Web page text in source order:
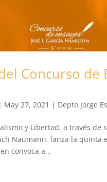
Concurso de
| May 27, 2021 | Depto Jorge
y Libertad, a través de
Naumann, lanza la quinta
convoca a...